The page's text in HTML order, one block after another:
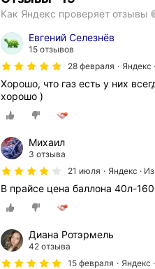
Как Яндекс проверяет отзывы
Евгений Селезнёв
15 отзывов
28 февраля
Яндекс
Хорошо, что газ есть у них
хорошо )
Михаил
3 отзыва
21 июля
Яндекс ·
В прайсе цена баллона 40л-
Диана Ротэрмель
42 отзыва
15 февраля
Яндекс